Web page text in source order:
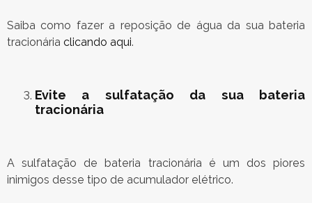
Saiba como fazer a reposição de água da sua bateria
tracionária clicando aqui.
Evite a sulfatação da sua bateria
tracionária
A sulfatação de bateria tracionária é um dos piores
inimigos desse tipo de acumulador elétrico.